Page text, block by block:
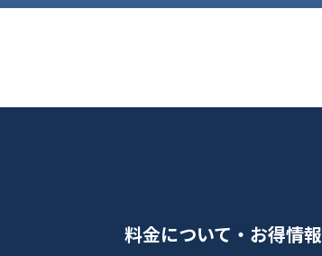
料金について・お得情報